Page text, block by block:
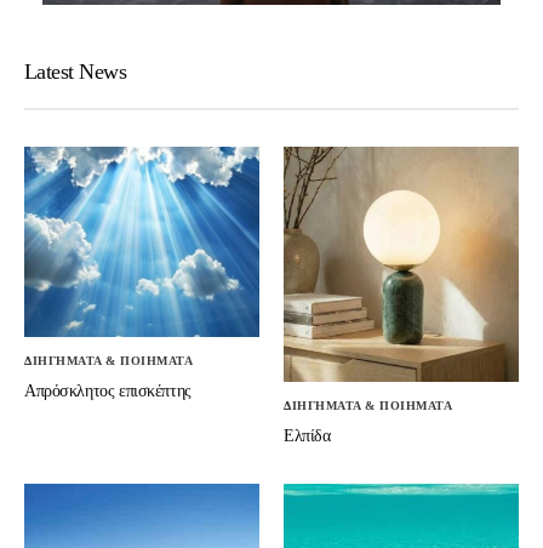
Latest News
ΔΙΗΓΗΜΑΤΑ & ΠΟΙΗΜΑΤΑ
Απρόσκλητος επισκέπτης
ΔΙΗΓΗΜΑΤΑ & ΠΟΙΗΜΑΤΑ
Ελπίδα